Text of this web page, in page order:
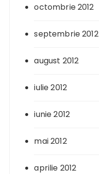
octombrie 2012
septembrie 2012
august 2012
iulie 2012
iunie 2012
mai 2012
aprilie 2012